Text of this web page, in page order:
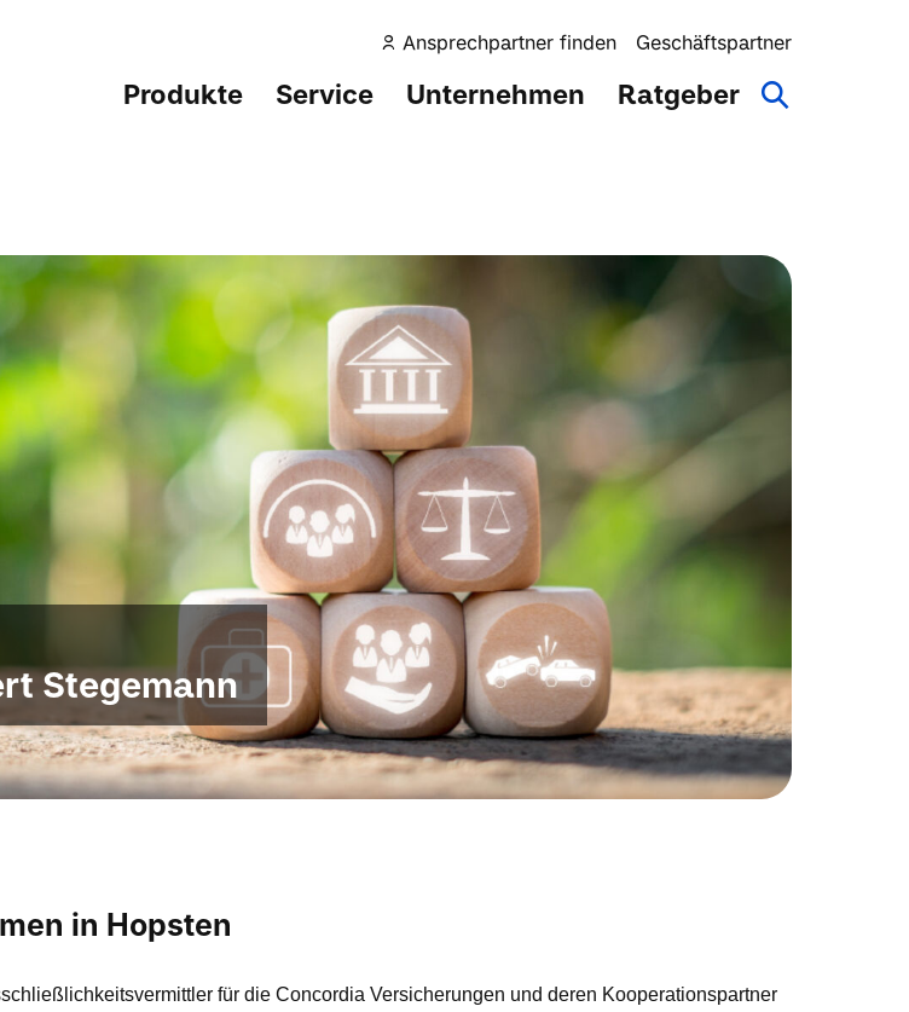
Ansprechpartner finden Geschäftspartner
Produkte Service Unternehmen Ratgeber
Stegemann
in Hopsten
für die Concordia Versicherungen und deren Kooperationspartner